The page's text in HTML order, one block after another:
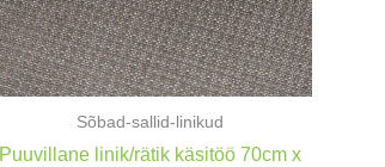
Sõbad-sallid-linikud
Puuvillane linik/rätik käsitöö 70cm x